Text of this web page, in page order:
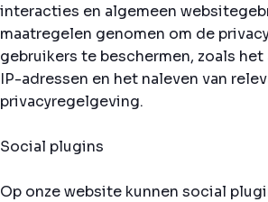
interacties en algemeen
maatregelen genomen om de
gebruikers te beschermen, zoals
IP-adressen en het naleven van
privacyregelgeving.
Social plugins
Op onze website kunnen social